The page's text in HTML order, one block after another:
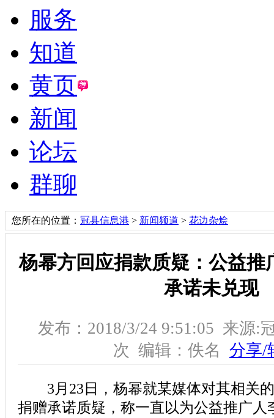
服务
知道
黄页
新闻
论坛
群聊
您所在的位置： 冠县信息港 > 新闻频道 > 花边杂烩
杨幂方回应捐款质疑：公益推
承诺未兑现
发布：2018/3/24 9:51:05 来源:
次 编辑：佚名 分享/
3月23日，杨幂就某媒体对其相关的
捐赠承诺质疑，称一直以为公益推广人